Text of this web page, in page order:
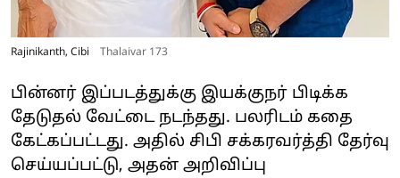
Rajinikanth, Cibi Thalaivar 173
பின்னர் இப்படத்துக்கு இயக்குநர் பிடிக்க
தேடுதல் வேட்டை நடந்தது. பலரிடம் கதை
கேட்கப்பட்டது. அதில் சிபி சக்கரவர்த்தி தேர்வு
செய்யப்பட்டு, அதன் அறிவிப்பு